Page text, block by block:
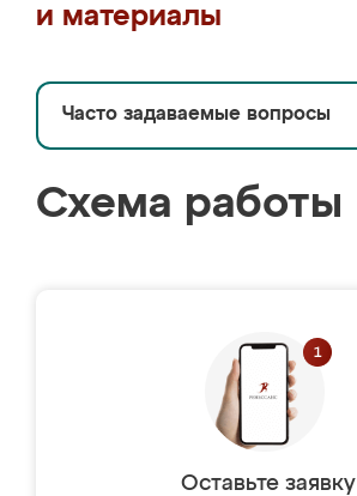
и материалы
Часто задаваемые вопросы
Схема работы
Оставьте заявку